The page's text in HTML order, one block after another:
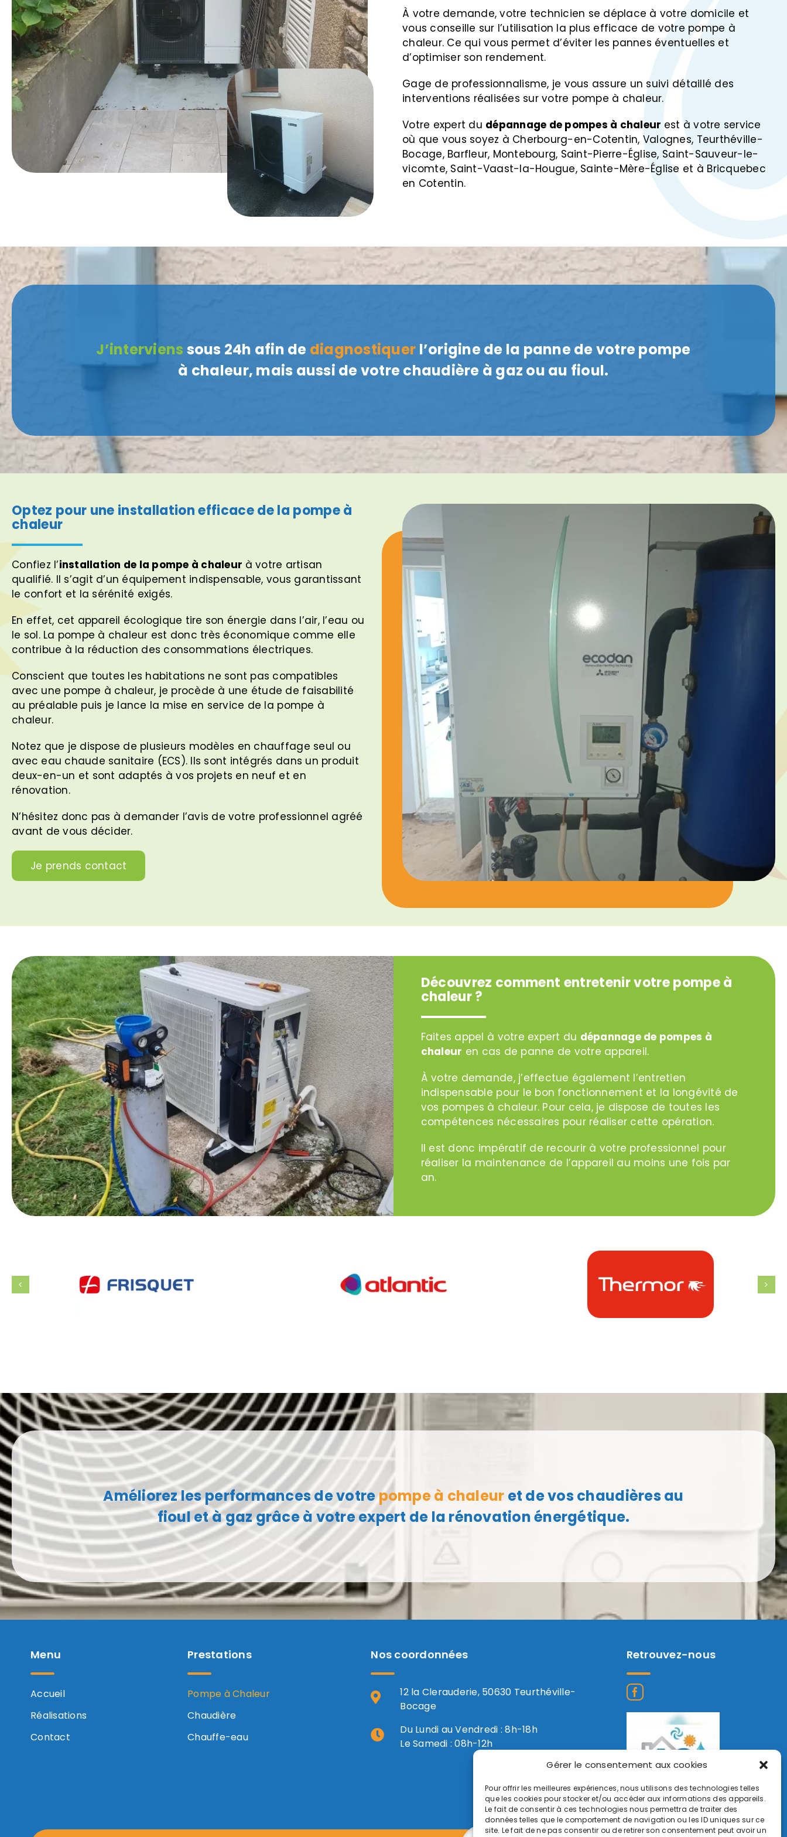
Gérer le consentement aux cookies
Pour offrir les meilleures expériences, nous utilisons des technologies telles
que les cookies pour stocker et/ou accéder aux informations des appareils.
Le fait de consentir à ces technologies nous permettra de traiter des
données telles que le comportement de navigation ou les ID uniques sur ce
site. Le fait de ne pas consentir ou de retirer son consentement peut avoir un
À votre demande, votre technicien se déplace à votre domicile et
vous conseille sur l’utilisation la plus efficace de votre pompe à
chaleur. Ce qui vous permet d’éviter les pannes éventuelles et
d’optimiser son rendement.
Gage de professionnalisme, je vous assure un suivi détaillé des
interventions réalisées sur votre pompe à chaleur.
Votre expert du dépannage de pompes à chaleur est à votre service
où que vous soyez à Cherbourg-en-Cotentin, Valognes, Teurthéville-
Bocage, Barfleur, Montebourg, Saint-Pierre-Église, Saint-Sauveur-le-
vicomte, Saint-Vaast-la-Hougue, Sainte-Mère-Église et à Bricquebec
en Cotentin.
J’interviens sous 24h afin de diagnostiquer l’origine de la panne de votre pompe
à chaleur, mais aussi de votre chaudière à gaz ou au fioul.
Optez pour une installation efficace de la pompe à
chaleur
Confiez l’installation de la pompe à chaleur à votre artisan
qualifié. Il s’agit d’un équipement indispensable, vous garantissant
le confort et la sérénité exigés.
En effet, cet appareil écologique tire son énergie dans l’air, l’eau ou
le sol. La pompe à chaleur est donc très économique comme elle
contribue à la réduction des consommations électriques.
Conscient que toutes les habitations ne sont pas compatibles
avec une pompe à chaleur, je procède à une étude de faisabilité
au préalable puis je lance la mise en service de la pompe à
chaleur.
Notez que je dispose de plusieurs modèles en chauffage seul ou
avec eau chaude sanitaire (ECS). Ils sont intégrés dans un produit
deux-en-un et sont adaptés à vos projets en neuf et en
rénovation.
N’hésitez donc pas à demander l’avis de votre professionnel agréé
avant de vous décider.
Je prends contact
Découvrez comment entretenir votre pompe à
chaleur ?
Faites appel à votre expert du dépannage de pompes à
chaleur en cas de panne de votre appareil.
À votre demande, j’effectue également l’entretien
indispensable pour le bon fonctionnement et la longévité de
vos pompes à chaleur. Pour cela, je dispose de toutes les
compétences nécessaires pour réaliser cette opération.
Il est donc impératif de recourir à votre professionnel pour
réaliser la maintenance de l’appareil au moins une fois par
an.
Améliorez les performances de votrepompe à chaleur et de vos chaudières au
fioul et à gaz grâce à votre expert de la rénovation énergétique.
Menu
Accueil
Réalisations
Contact
Prestations
Pompe à Chaleur
Chaudière
Chauffe-eau
Nos coordonnées
12 la Clerauderie, 50630 Teurthéville-
Bocage
Du Lundi au Vendredi : 8h-18h
Le Samedi : 08h-12h
Retrouvez-nous